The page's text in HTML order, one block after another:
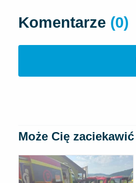
Komentarze (0)
Może Cię zaciekawić